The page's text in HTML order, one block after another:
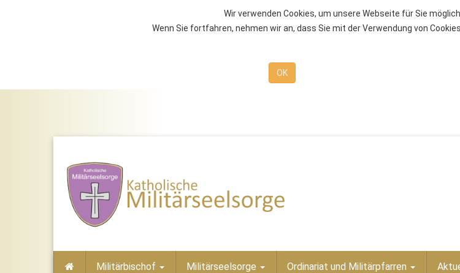
Wir verwenden Cookies, um unsere Webseite für Sie
Wenn Sie fortfahren, nehmen wir an, dass Sie mit der Verwendung von
OK
Militärbischof Militärseelsorge Ordinariat und Militärpfarren